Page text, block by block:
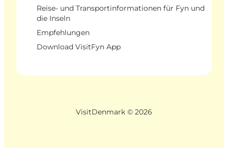
Reise- und Transportinformationen für Fyn und
die Inseln
Empfehlungen
Download VisitFyn App
VisitDenmark © 2026